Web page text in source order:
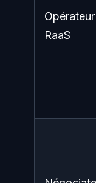
Opérateur
RaaS